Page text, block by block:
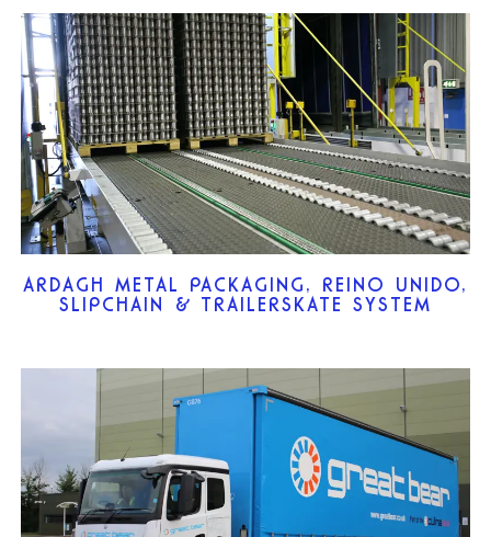
ARDAGH METAL PACKAGING, REINO UNIDO,
SLIPCHAIN & TRAILERSKATE SYSTEM